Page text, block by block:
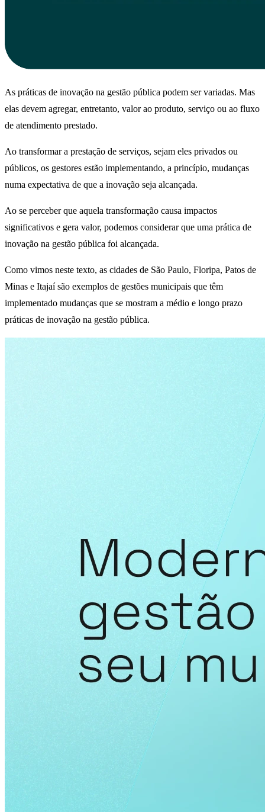
As práticas de inovação na gestão pública podem ser variadas. Mas
elas devem agregar, entretanto, valor ao produto, serviço ou ao fluxo
de atendimento prestado.
Ao transformar a prestação de serviços, sejam eles privados ou
públicos, os gestores estão implementando, a princípio, mudanças
numa expectativa de que a inovação seja alcançada.
Ao se perceber que aquela transformação causa impactos
significativos e gera valor, podemos considerar que uma prática de
inovação na gestão pública foi alcançada.
Como vimos neste texto, as cidades de São Paulo, Floripa, Patos de
Minas e Itajaí são exemplos de gestões municipais que têm
implementado mudanças que se mostram a médio e longo prazo
práticas de inovação na gestão pública.